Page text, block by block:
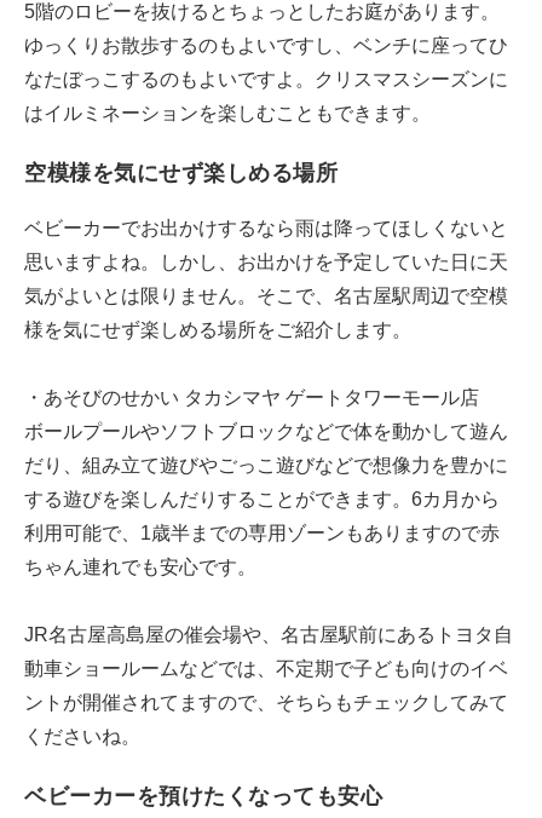
5階のロビーを抜けるとちょっとしたお庭があります。
ゆっくりお散歩するのもよいですし、ベンチに座ってひ
なたぼっこするのもよいですよ。クリスマスシーズンに
はイルミネーションを楽しむこともできます。
空模様を気にせず楽しめる場所
ベビーカーでお出かけするなら雨は降ってほしくないと
思いますよね。しかし、お出かけを予定していた日に天
気がよいとは限りません。そこで、名古屋駅周辺で空模
様を気にせず楽しめる場所をご紹介します。
・あそびのせかい タカシマヤ ゲートタワーモール店
ボールプールやソフトブロックなどで体を動かして遊ん
だり、組み立て遊びやごっこ遊びなどで想像力を豊かに
する遊びを楽しんだりすることができます。6カ月から
利用可能で、1歳半までの専用ゾーンもありますので赤
ちゃん連れでも安心です。
JR名古屋高島屋の催会場や、名古屋駅前にあるトヨタ自
動車ショールームなどでは、不定期で子ども向けのイベ
ントが開催されてますので、そちらもチェックしてみて
くださいね。
ベビーカーを預けたくなっても安心